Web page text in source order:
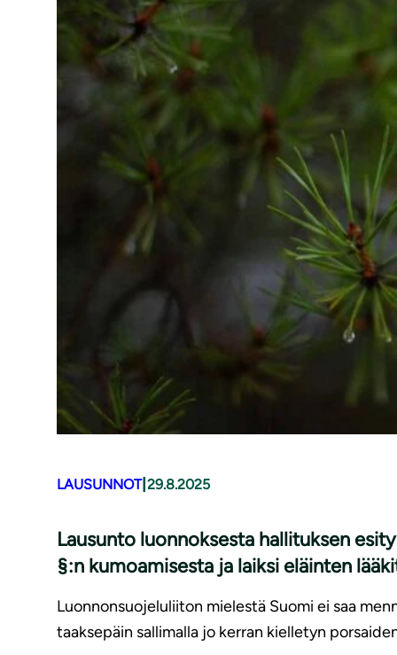
LAUSUNNOT| 29.8.2025
Lausunto luonnoksesta hallituksen
§:n kumoamisesta ja laiksi eläinten
Luonnonsuojeluliiton mielestä Suomi ei saa
taaksepäin sallimalla jo kerran kielletyn